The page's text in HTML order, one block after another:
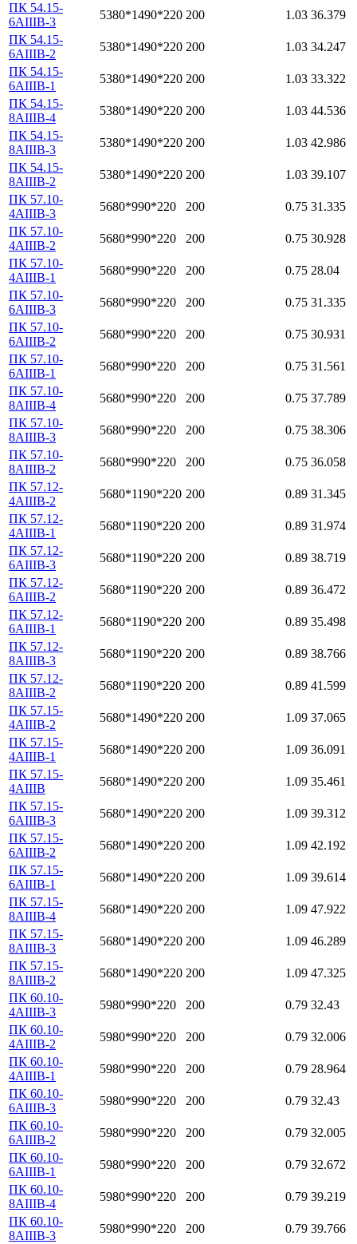
ПК 54.15-
6АIIIВ-3
5380*1490*220 200 1.03 36.379
ПК 54.15-
6АIIIВ-2
5380*1490*220 200 1.03 34.247
ПК 54.15-
6АIIIВ-1
5380*1490*220 200 1.03 33.322
ПК 54.15-
8АIIIВ-4
5380*1490*220 200 1.03 44.536
ПК 54.15-
8АIIIВ-3
5380*1490*220 200 1.03 42.986
ПК 54.15-
8АIIIВ-2
5380*1490*220 200 1.03 39.107
ПК 57.10-
4АIIIВ-3
5680*990*220 200 0.75 31.335
ПК 57.10-
4АIIIВ-2
5680*990*220 200 0.75 30.928
ПК 57.10-
4АIIIВ-1
5680*990*220 200 0.75 28.04
ПК 57.10-
6АIIIВ-3
5680*990*220 200 0.75 31.335
ПК 57.10-
6АIIIВ-2
5680*990*220 200 0.75 30.931
ПК 57.10-
6АIIIВ-1
5680*990*220 200 0.75 31.561
ПК 57.10-
8АIIIВ-4
5680*990*220 200 0.75 37.789
ПК 57.10-
8АIIIВ-3
5680*990*220 200 0.75 38.306
ПК 57.10-
8АIIIВ-2
5680*990*220 200 0.75 36.058
ПК 57.12-
4АIIIВ-2
5680*1190*220 200 0.89 31.345
ПК 57.12-
4АIIIВ-1
5680*1190*220 200 0.89 31.974
ПК 57.12-
6АIIIВ-3
5680*1190*220 200 0.89 38.719
ПК 57.12-
6АIIIВ-2
5680*1190*220 200 0.89 36.472
ПК 57.12-
6АIIIВ-1
5680*1190*220 200 0.89 35.498
ПК 57.12-
8АIIIВ-3
5680*1190*220 200 0.89 38.766
ПК 57.12-
8АIIIВ-2
5680*1190*220 200 0.89 41.599
ПК 57.15-
4АIIIВ-2
5680*1490*220 200 1.09 37.065
ПК 57.15-
4АIIIВ-1
5680*1490*220 200 1.09 36.091
ПК 57.15-
4АIIIВ
5680*1490*220 200 1.09 35.461
ПК 57.15-
6АIIIВ-3
5680*1490*220 200 1.09 39.312
ПК 57.15-
6АIIIВ-2
5680*1490*220 200 1.09 42.192
ПК 57.15-
6АIIIВ-1
5680*1490*220 200 1.09 39.614
ПК 57.15-
8АIIIВ-4
5680*1490*220 200 1.09 47.922
ПК 57.15-
8АIIIВ-3
5680*1490*220 200 1.09 46.289
ПК 57.15-
8АIIIВ-2
5680*1490*220 200 1.09 47.325
ПК 60.10-
4АIIIВ-3
5980*990*220 200 0.79 32.43
ПК 60.10-
4АIIIВ-2
5980*990*220 200 0.79 32.006
ПК 60.10-
4АIIIВ-1
5980*990*220 200 0.79 28.964
ПК 60.10-
6АIIIВ-3
5980*990*220 200 0.79 32.43
ПК 60.10-
6АIIIВ-2
5980*990*220 200 0.79 32.005
ПК 60.10-
6АIIIВ-1
5980*990*220 200 0.79 32.672
ПК 60.10-
8АIIIВ-4
5980*990*220 200 0.79 39.219
ПК 60.10-
8АIIIВ-3
5980*990*220 200 0.79 39.766